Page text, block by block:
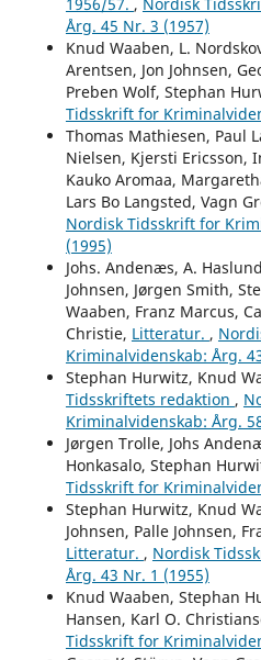
Årg. 45 Nr. 3 (1957)
Knud Waaben, L.
Arentsen, Jon Johnsen,
Preben Wolf, Stephan
Tidsskrift for
Thomas Mathiesen, Paul
Nielsen, Kjersti Ericsson,
Kauko Aromaa,
Lars Bo Langsted, Vagn
Nordisk Tidsskrift for
(1995)
Johs. Andenæs, A.
Johnsen, Jørgen Smith,
Waaben, Franz Marcus,
Christie, Litteratur. ,
Kriminalvidenskab: Årg.
Stephan Hurwitz, Knud
Tidsskriftets redaktion ,
Kriminalvidenskab: Årg.
Jørgen Trolle, Johs
Honkasalo, Stephan
Tidsskrift for
Stephan Hurwitz, Knud
Johnsen, Palle Johnsen,
Litteratur. , Nordisk
Årg. 43 Nr. 1 (1955)
Knud Waaben, Stephan
Hansen, Karl O.
Tidsskrift for